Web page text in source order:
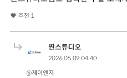
추천 1
짠스튜디오
2026.05.09 04:40
@제이엔지